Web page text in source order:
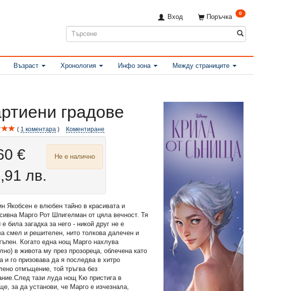
Поръчка 0
Вход
Възраст Хронология Инфо зона Между страниците
градове
1 коментара Коментиране
€
лв.
Не е налично
Якобсен е влюбен тайно в красивата и
Марго Рот Шпигелман от цяла вечност. Тя
е била загадка за него - никой друг не е
смел и решителен, нито толкова далечен и
Когато една нощ Марго нахлува
в живота му през прозореца, облечена като
и го призовава да я последва в хитро
отмъщение, той тръгва без
тази луда нощ Кю пристига в
за да установи, че Марго е изчезнала,